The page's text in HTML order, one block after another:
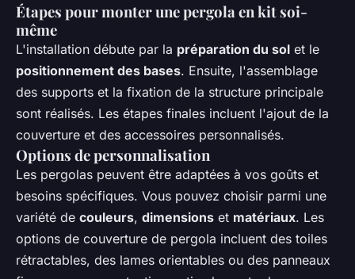
Étapes pour monter une pergola en kit soi-
même
L'installation débute par la préparation du sol et le
positionnement des bases. Ensuite, l'assemblage
des supports et la fixation de la structure principale
sont réalisés. Les étapes finales incluent l'ajout de la
couverture et des accessoires personnalisés.
Options de personnalisation
Les pergolas peuvent être adaptées à vos goûts et
besoins spécifiques. Vous pouvez choisir parmi une
variété de couleurs, dimensions et matériaux. Les
options de couverture de pergola incluent des toiles
rétractables, des lames orientables ou des panneaux